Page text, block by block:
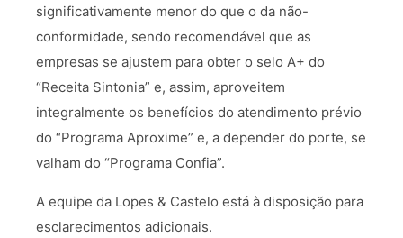
significativamente menor do que o da não-
conformidade, sendo recomendável que as
empresas se ajustem para obter o selo A+ do
“Receita Sintonia” e, assim, aproveitem
integralmente os benefícios do atendimento prévio
do “Programa Aproxime” e, a depender do porte, se
valham do “Programa Confia”.
A equipe da Lopes & Castelo está à disposição para
esclarecimentos adicionais.